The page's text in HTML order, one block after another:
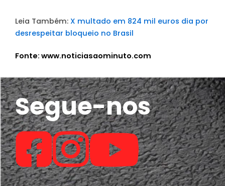
Leia Também: X multado em 824 mil euros dia por
desrespeitar bloqueio no Brasil
Fonte: www.noticiasaominuto.com
Segue-nos